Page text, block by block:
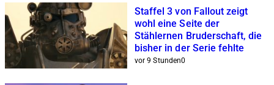
Staffel 3 von Fallout zeigt
wohl eine Seite der
Stählernen Bruderschaft, die
bisher in der Serie fehlte
vor 9 Stunden0